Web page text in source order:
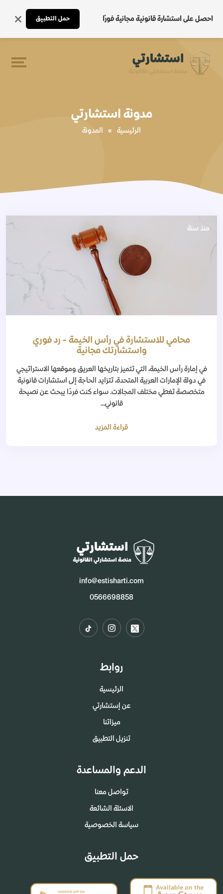
احصل على استشارة قانونية مجانية فورًا حمل التطبيق
مدونة استشارتي
الرئيسية » المدونة
منذ سنة
محامي للاستشارة في رأس الخيمة - رد فوري
واستشارتك مجانية
في إمارة رأس الخيمة، التي تتميز بتاريخها العريق وموقعها الاستراتيجي
في دولة الإمارات العربية المتحدة، تتزايد الحاجة إلى استشارات قانونية
متخصصة تغطي مختلف المجالات. سواء كنت فردًا يبحث عن نصيحة
قانوني...
قراءة المزيد
info@estisharti.com
0566698858
روابط
الرئيسية
عن إستشارتي
ميزاتنا
تنزيل التطبيق
الدعم والمساعدة
تواصل معنا
الاسئلة الشائعة
سياسة الخصوصية
حمل التطبيق